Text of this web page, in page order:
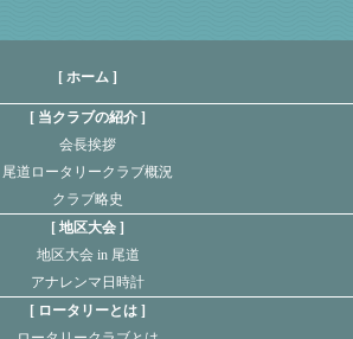
[ ホーム ]
当クラブの紹介
会長挨拶
尾道ロータリークラブ概況
クラブ略史
地区大会
地区大会 in 尾道
アナレンマ日時計
ロータリーとは